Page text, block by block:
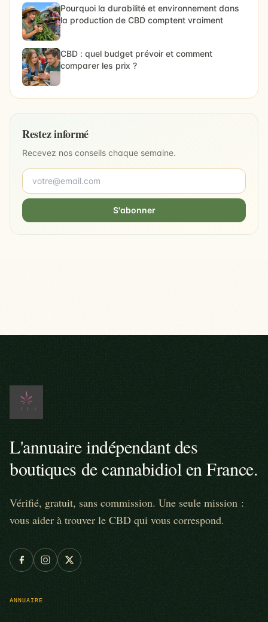
Pourquoi la durabilité et environnement dans
la production de CBD comptent vraiment
CBD : quel budget prévoir et comment
comparer les prix ?
Restez informé
Recevez nos conseils chaque semaine.
S'abonner
L'annuaire indépendant des
boutiques de cannabidiol en France.
Vérifié, gratuit, sans commission. Une seule mission :
vous aider à trouver le CBD qui vous correspond.
ANNUAIRE